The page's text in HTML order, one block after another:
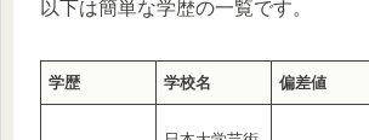
以下は簡単な学歴の一覧です。
学歴 学校名 偏差値